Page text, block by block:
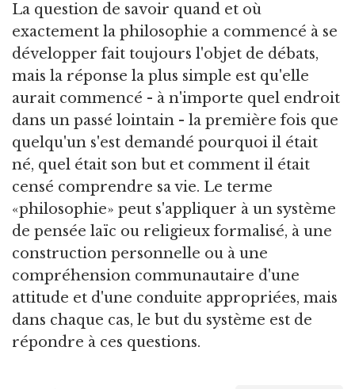
La question de savoir quand et où
exactement la philosophie a commencé à se
développer fait toujours l'objet de débats,
mais la réponse la plus simple est qu'elle
aurait commencé - à n'importe quel endroit
dans un passé lointain - la première fois que
quelqu'un s'est demandé pourquoi il était
né, quel était son but et comment il était
censé comprendre sa vie. Le terme
«philosophie» peut s'appliquer à un système
de pensée laïc ou religieux formalisé, à une
construction personnelle ou à une
compréhension communautaire d'une
attitude et d'une conduite appropriées, mais
dans chaque cas, le but du système est de
répondre à ces questions.